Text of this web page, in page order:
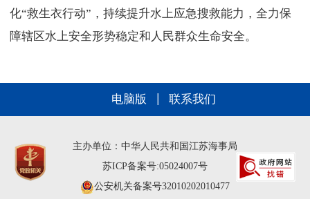
化“救生衣行动”，持续提升水上应急搜救能力，全力保
障辖区水上安全形势稳定和人民群众生命安全。
电脑版 联系我们
主办单位：中华人民共和国江苏海事局
苏ICP备案号:05024007号
公安机关备案号32010202010477